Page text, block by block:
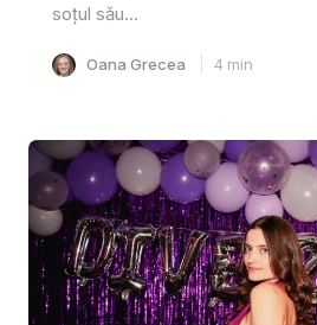
soțul său...
Oana Grecea 4 min